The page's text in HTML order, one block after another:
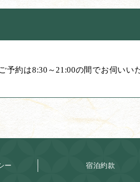
ご予約は8:30～21:00の間でお伺いい
ー 宿泊約款